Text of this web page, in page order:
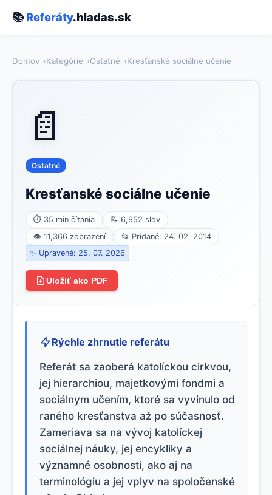
📚Referáty.hladas.sk
Domov Kategórie Ostatné Kresťanské sociálne učenie
📄
Ostatné
Kresťanské sociálne učenie
⏱ 35 min čítania
📝 6,952 slov
👁 11,366 zobrazení
📂 Pridané: 24. 02. 2014
✨ Upravené: 25. 07. 2026
Uložiť ako PDF
Rýchle zhrnutie referátu
Referát sa zaoberá katolíckou cirkvou,
jej hierarchiou, majetkovými fondmi a
sociálnym učením, ktoré sa vyvinulo od
raného kresťanstva až po súčasnosť.
Zameriava sa na vývoj katolíckej
sociálnej náuky, jej encykliky a
významné osobnosti, ako aj na
terminológiu a jej vplyv na spoločenské